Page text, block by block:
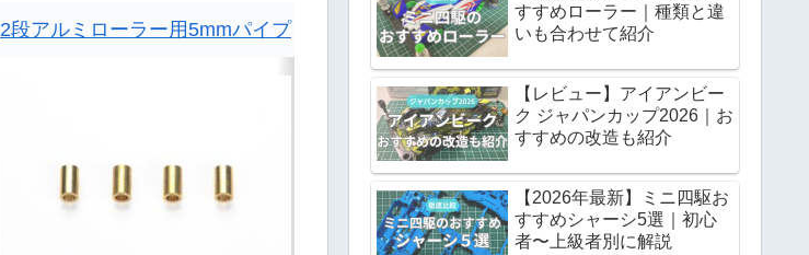
2段アルミローラー用5mmパイプ スライドダンパー用スプリング
すすめローラー｜種類と違
いも合わせて紹介
【レビュー】アイアンビー
ク ジャパンカップ2026｜お
すすめの改造も紹介
【2026年最新】ミニ四駆お
すすめシャーシ5選｜初心
者〜上級者別に解説